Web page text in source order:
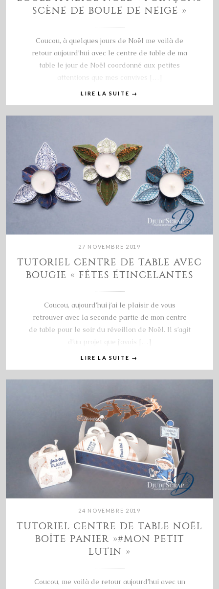
SCÈNE DE BOULE DE NEIGE »
Coucou, à quelques jours de Noël me voilà de
retour aujourd’hui avec le centre de table de ma
table le jour de Noël coordonné aux petites
attentions que mes convives […]
LIRE LA SUITE →
27 NOVEMBRE 2019
TUTORIEL CENTRE DE TABLE AVEC
BOUGIE « FÊTES ÉTINCELANTES
Coucou, aujourd’hui j’ai le plaisir de vous
retrouver avec la seconde partie de mon centre
de table pour le soir du réveillon de Noël. Il s’agit
d’un projet que j’avais […]
LIRE LA SUITE →
24 NOVEMBRE 2019
TUTORIEL CENTRE DE TABLE NOËL
BOÎTE PANIER »#MON PETIT
LUTIN »
Coucou, me voilà de retour aujourd’hui avec un